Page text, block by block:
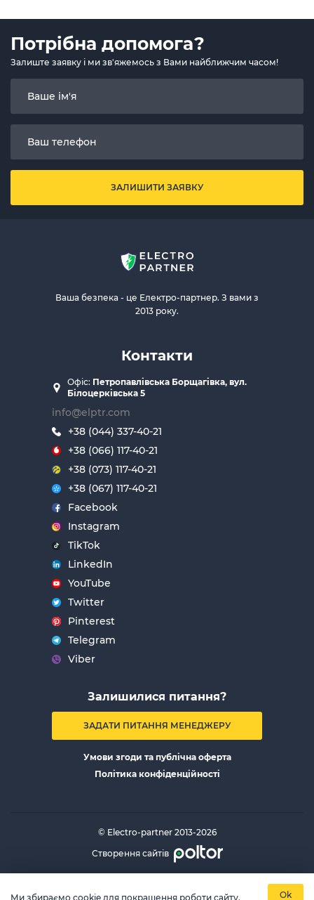
Потрібна допомога?
Залиште заявку і ми зв'яжемось з Вами найближчим часом!
ЗАЛИШИТИ ЗАЯВКУ
Ваша безпека - це Електро-партнер. З вами з
2013 року.
Контакти
Офіс: Петропавлівська Борщагівка, вул.
Білоцерківська 5
info@elptr.com
+38 (044) 337-40-21
+38 (066) 117-40-21
+38 (073) 117-40-21
+38 (067) 117-40-21
Facebook
Instagram
TikTok
LinkedIn
YouTube
Twitter
Pinterest
Telegram
Viber
Залишилися питання?
ЗАДАТИ ПИТАННЯ МЕНЕДЖЕРУ
Умови згоди та публічна оферта
Політика конфіденційності
© Electro-partner 2013-2026
Створення сайтів
Ми збираємо cookie для покращення роботи сайту. Ok